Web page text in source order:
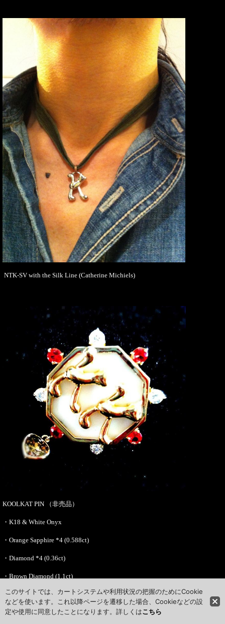
NTK-SV with the Silk Line (Catherine Michiels)
KOOLKAT PIN （非売品）
・K18 & White Onyx
・Orange Sapphire *4 (0.588ct)
・Diamond *4 (0.36ct)
・Brown Diamond (1.1ct)
このサイトでは、カートシステムや利用状況の把握のためにCookie
などを使います。これ以降ページを遷移した場合、Cookieなどの設
定や使用に同意したことになります。詳しくはこちら